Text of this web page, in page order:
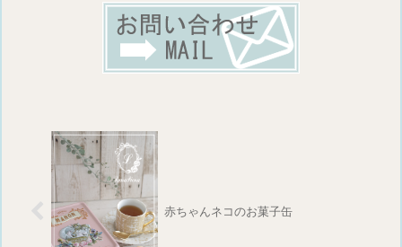
赤ちゃんネコのお菓子缶